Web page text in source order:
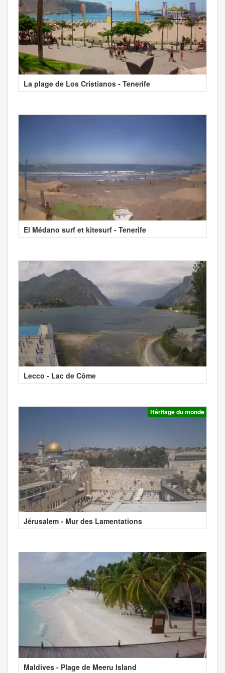
La plage de Los Cristianos - Tenerife
El Médano surf et kitesurf - Tenerife
Lecco - Lac de Côme
Héritage du monde
Jérusalem - Mur des Lamentations
Maldives - Plage de Meeru Island